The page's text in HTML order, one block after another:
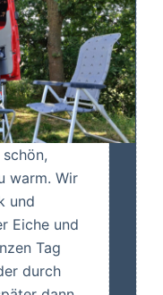
warm. Wir
und
Eiche und
Tag
durch